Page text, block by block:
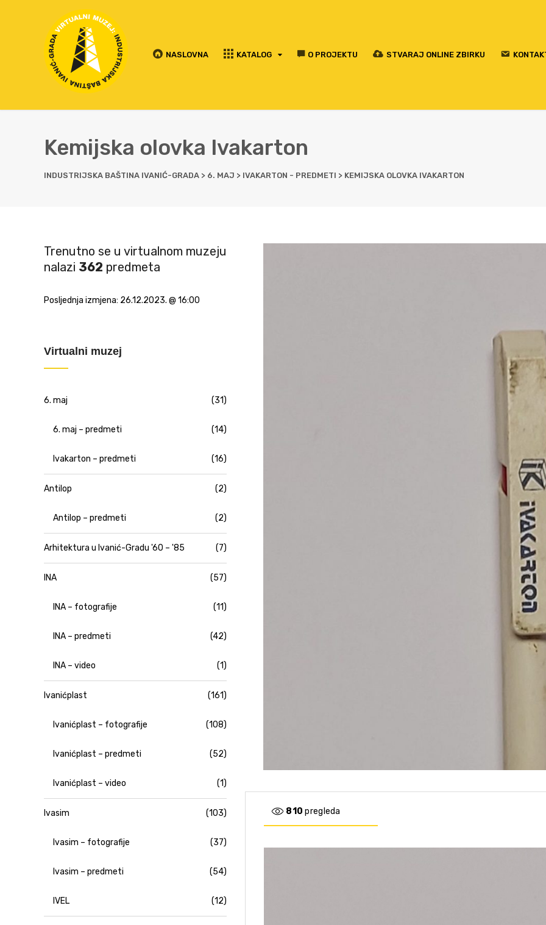
NASLOVNA KATALOG O PROJEKTU STVARAJ ONLINE ZBIRKU
Kemijska olovka Ivakarton
INDUSTRIJSKA BAŠTINA IVANIĆ-GRADA > 6. MAJ > IVAKARTON - PREDMETI > KEMIJSKA OLOVKA IVAKARTON
810 pregleda
Trenutno se u virtualnom muzeju
nalazi 362 predmeta
Posljednja izmjena: 26.12.2023. @ 16:00
Virtualni muzej
6. maj (31)
6. maj – predmeti (14)
Ivakarton – predmeti (16)
Antilop (2)
Antilop – predmeti (2)
Arhitektura u Ivanić-Gradu '60 – '85 (7)
INA (57)
INA – fotografije (11)
INA – predmeti (42)
INA – video (1)
Ivanićplast (161)
Ivanićplast – fotografije (108)
Ivanićplast – predmeti (52)
Ivanićplast – video (1)
Ivasim (103)
Ivasim – fotografije (37)
Ivasim – predmeti (54)
IVEL (12)